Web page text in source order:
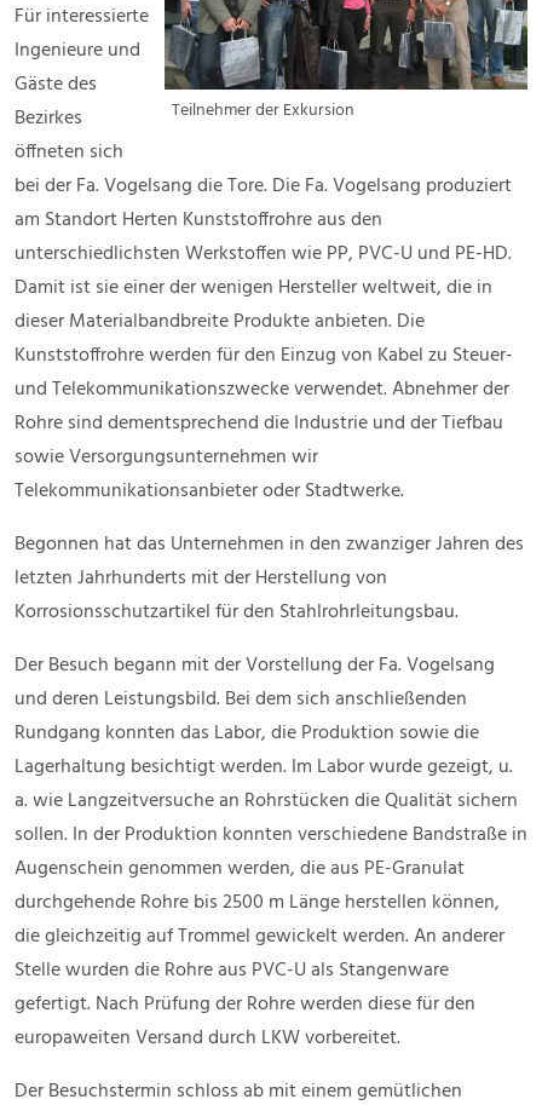
Teilnehmer der Exkursion
Für interessierte
Ingenieure und
Gäste des
Bezirkes
öffneten sich
bei der Fa. Vogelsang die Tore. Die Fa. Vogelsang produziert
am Standort Herten Kunststoffrohre aus den
unterschiedlichsten Werkstoffen wie PP, PVC-U und PE-HD.
Damit ist sie einer der wenigen Hersteller weltweit, die in
dieser Materialbandbreite Produkte anbieten. Die
Kunststoffrohre werden für den Einzug von Kabel zu Steuer-
und Telekommunikationszwecke verwendet. Abnehmer der
Rohre sind dementsprechend die Industrie und der Tiefbau
sowie Versorgungsunternehmen wir
Telekommunikationsanbieter oder Stadtwerke.
Begonnen hat das Unternehmen in den zwanziger Jahren des
letzten Jahrhunderts mit der Herstellung von
Korrosionsschutzartikel für den Stahlrohrleitungsbau.
Der Besuch begann mit der Vorstellung der Fa. Vogelsang
und deren Leistungsbild. Bei dem sich anschließenden
Rundgang konnten das Labor, die Produktion sowie die
Lagerhaltung besichtigt werden. Im Labor wurde gezeigt, u.
a. wie Langzeitversuche an Rohrstücken die Qualität sichern
sollen. In der Produktion konnten verschiedene Bandstraße in
Augenschein genommen werden, die aus PE-Granulat
durchgehende Rohre bis 2500 m Länge herstellen können,
die gleichzeitig auf Trommel gewickelt werden. An anderer
Stelle wurden die Rohre aus PVC-U als Stangenware
gefertigt. Nach Prüfung der Rohre werden diese für den
europaweiten Versand durch LKW vorbereitet.
Der Besuchstermin schloss ab mit einem gemütlichen